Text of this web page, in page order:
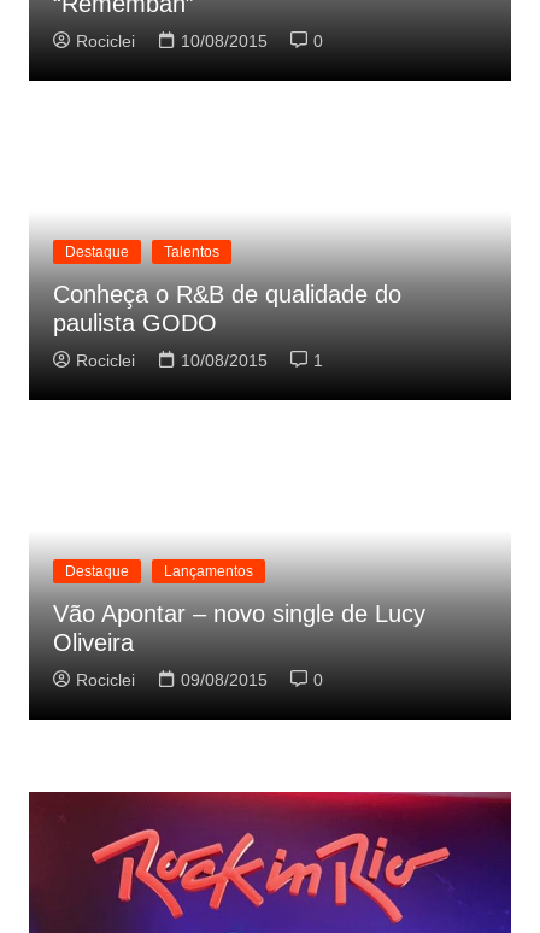
Rociclei 10/08/2015 0
Destaque Talentos
Conheça o R&B de qualidade do
paulista GODO
Rociclei 10/08/2015 1
Destaque Lançamentos
Vão Apontar – novo single de Lucy
Oliveira
Rociclei 09/08/2015 0